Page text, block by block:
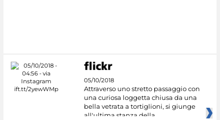
05/10/2018
Attraverso uno stretto passaggio con
una curiosa loggetta chiusa da una
bella vetrata a tortiglioni, si giunge
all'ultima stanza della